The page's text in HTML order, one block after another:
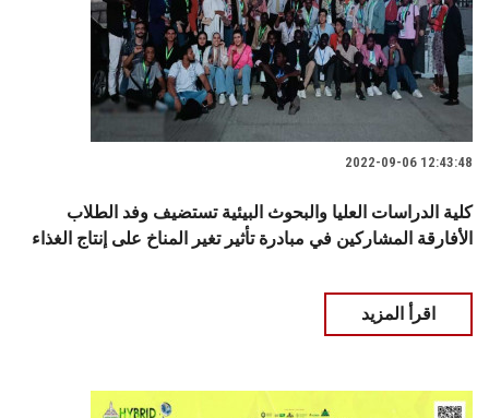
2022-09-06 12:43:48
كلية الدراسات العليا والبحوث البيئية تستضيف وفد الطلاب
الأفارقة المشاركين في مبادرة تأثير تغير المناخ على إنتاج الغذاء
اقرأ المزيد